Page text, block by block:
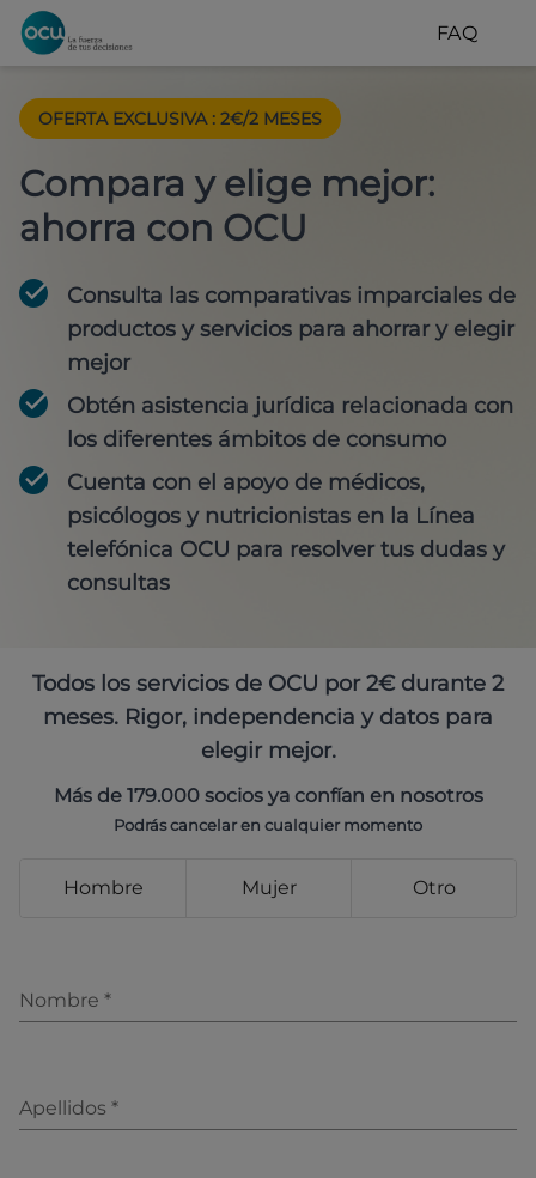
FAQ
OFERTA EXCLUSIVA : 2€/2 MESES
Compara y elige mejor:
ahorra con OCU
Consulta las comparativas imparciales de
productos y servicios para ahorrar y elegir
mejor
Obtén asistencia jurídica relacionada con
los diferentes ámbitos de consumo
Cuenta con el apoyo de médicos,
psicólogos y nutricionistas en la Línea
telefónica OCU para resolver tus dudas y
consultas
Todos los servicios de OCU por 2€ durante 2
meses. Rigor, independencia y datos para
elegir mejor.
Más de 179.000 socios ya confían en nosotros
Podrás cancelar en cualquier momento
Hombre Mujer Otro
Nombre *
Apellidos *